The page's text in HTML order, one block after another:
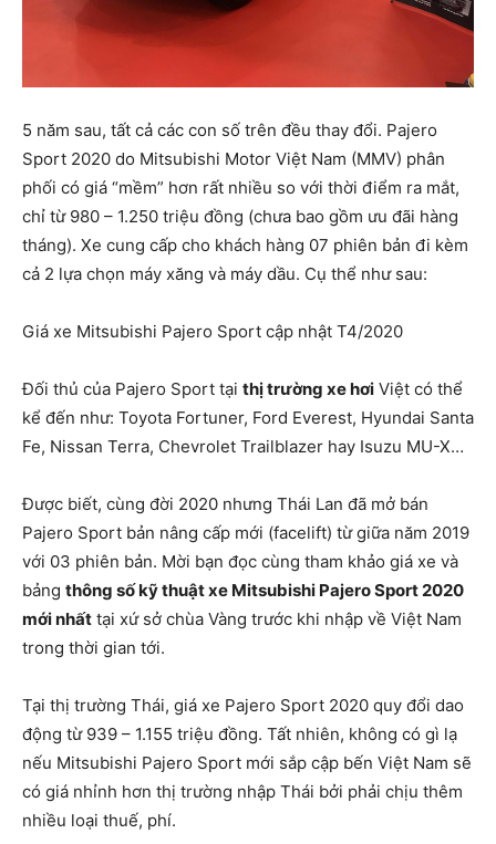
5 năm sau, tất cả các con số trên đều thay đổi. Pajero
Sport 2020 do Mitsubishi Motor Việt Nam (MMV) phân
phối có giá “mềm” hơn rất nhiều so với thời điểm ra mắt,
chỉ từ 980 – 1.250 triệu đồng (chưa bao gồm ưu đãi hàng
tháng). Xe cung cấp cho khách hàng 07 phiên bản đi kèm
cả 2 lựa chọn máy xăng và máy dầu. Cụ thể như sau:
Giá xe Mitsubishi Pajero Sport cập nhật T4/2020
Đối thủ của Pajero Sport tại thị trường xe hơi Việt có thể
kể đến như: Toyota Fortuner, Ford Everest, Hyundai Santa
Fe, Nissan Terra, Chevrolet Trailblazer hay Isuzu MU-X…
Được biết, cùng đời 2020 nhưng Thái Lan đã mở bán
Pajero Sport bản nâng cấp mới (facelift) từ giữa năm 2019
với 03 phiên bản. Mời bạn đọc cùng tham khảo giá xe và
bảng thông số kỹ thuật xe Mitsubishi Pajero Sport 2020
mới nhất tại xứ sở chùa Vàng trước khi nhập về Việt Nam
trong thời gian tới.
Tại thị trường Thái, giá xe Pajero Sport 2020 quy đổi dao
động từ 939 – 1.155 triệu đồng. Tất nhiên, không có gì lạ
nếu Mitsubishi Pajero Sport mới sắp cập bến Việt Nam sẽ
có giá nhỉnh hơn thị trường nhập Thái bởi phải chịu thêm
nhiều loại thuế, phí.